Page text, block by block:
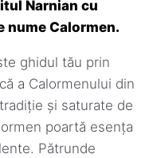
Narnian cu
nume Calormen.
ghidul tău prin
a Calormenului din
și saturate de
poartă esența
Pătrunde